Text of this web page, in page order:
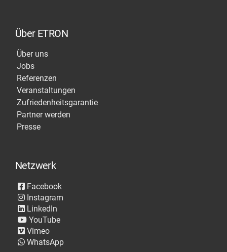
Über ETRON
Über uns
Jobs
Referenzen
Veranstaltungen
Zufriedenheitsgarantie
Partner werden
Presse
Netzwerk
Facebook
Instagram
LinkedIn
YouTube
Vimeo
WhatsApp